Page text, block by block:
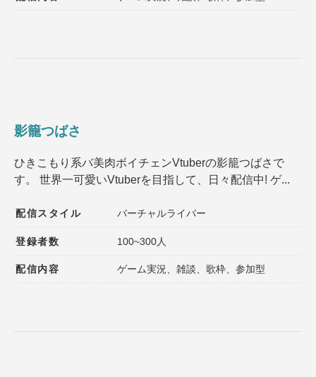
影籠つばさ
ひきこもり系バ美肉ボイチェンVtuberの影籠つばさで
す。 世界一可愛いVtuberを目指して、日々配信中! ゲ...
配信スタイル バーチャルライバー
登録者数 100~300人
配信内容 ゲーム実況、雑談、歌枠、参加型